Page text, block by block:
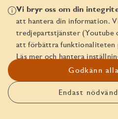
Anmäl
Boka
Den här bostaden går att
att boka
Vi bryr oss om din
att hantera din information.
tredjepartstjänster (Youtube
att förbättra funktionaliteten
Läs mer och hantera
Godkänn
Endast